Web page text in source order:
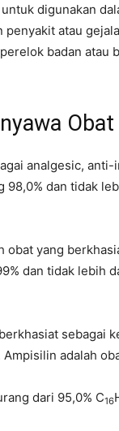
digunakan
atau
badan atau
Obat
analgesic,
dan tidak
obat yang
dan tidak lebih
sebagai
Ampisilin adalah
dari 95,0% C16